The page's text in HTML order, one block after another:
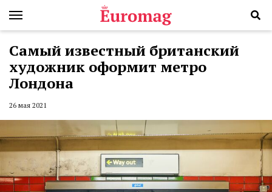
Самый известный британский
художник оформит метро
Лондона
26 мая 2021